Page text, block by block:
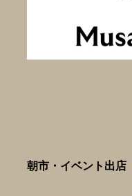
朝市・イベント出店